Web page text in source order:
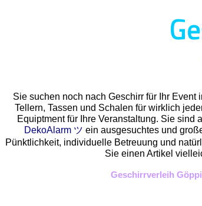
Sie suchen noch nach Geschirr für Ihr
Tellern, Tassen und Schalen für wirklich
Equiptment für Ihre Veranstaltung. Sie sind
DekoAlarm ツ ein ausgesuchtes und
Pünktlichkeit, individuelle Betreuung und
Sie einen Artikel
Geschirrverleih